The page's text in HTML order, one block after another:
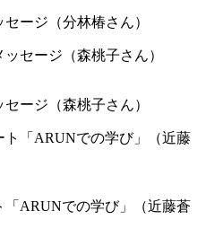
ージ（分林椿さん）
ージ（森桃子さん）
「ARUNでの学び」（近藤蒼